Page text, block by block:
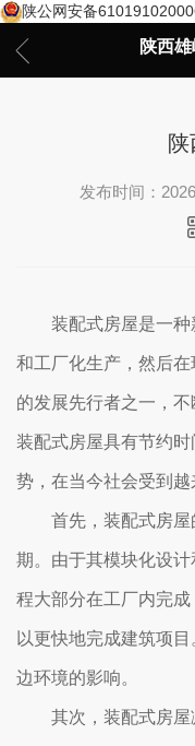
陕公网安备
陕西
发布时间：
装配式房屋是一
和工厂化生产，然后
的发展先行者之一，不
装配式房屋具有节约
势，在当今社会受到越
首先，装配式房
期。由于其模块化设
程大部分在工厂内完
以更快地完成建筑项
边环境的影响。
其次，装配式房